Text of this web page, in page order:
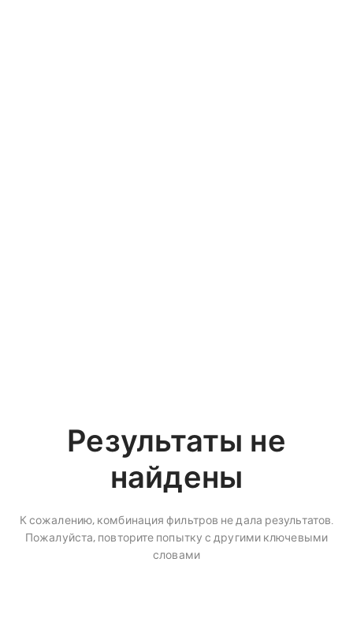
Результаты не
найдены
К сожалению, комбинация фильтров не дала результатов.
Пожалуйста, повторите попытку с другими ключевыми
словами